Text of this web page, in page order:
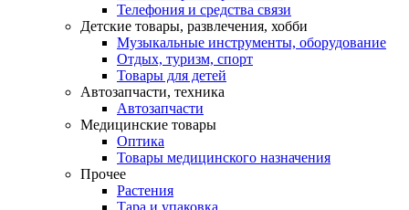
Телефония и средства связи
Детские товары, развлечения, хобби
Музыкальные инструменты, оборудование
Отдых, туризм, спорт
Товары для детей
Автозапчасти, техника
Автозапчасти
Медицинские товары
Оптика
Товары медицинского назначения
Прочее
Растения
Тара и упаковка